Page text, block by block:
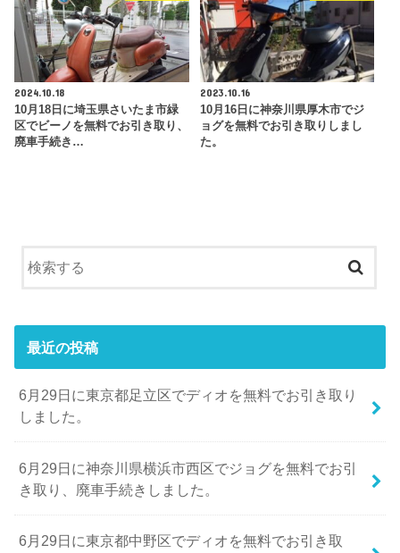
2024.10.18
10月18日に埼玉県さいたま市緑
区でビーノを無料でお引き取り、
廃車手続き…
2023.10.16
10月16日に神奈川県厚木市でジ
ョグを無料でお引き取りしまし
た。
最近の投稿
6月29日に東京都足立区でディオを無料でお引き取り
しました。
6月29日に神奈川県横浜市西区でジョグを無料でお引
き取り、廃車手続きしました。
6月29日に東京都中野区でディオを無料でお引き取